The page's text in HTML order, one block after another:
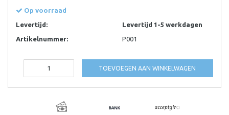
Op voorraad
Levertijd:
Levertijd 1-5 werkdagen
Artikelnummer:
P001
TOEVOEGEN AAN WINKELWAGEN